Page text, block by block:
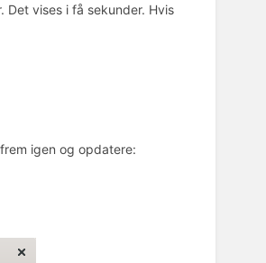
Det vises i få sekunder. Hvis
igen og opdatere: